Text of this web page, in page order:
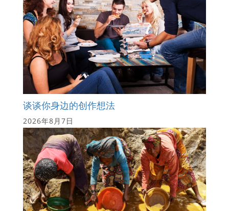
谈谈你身边的创作想法
2026年8月7日